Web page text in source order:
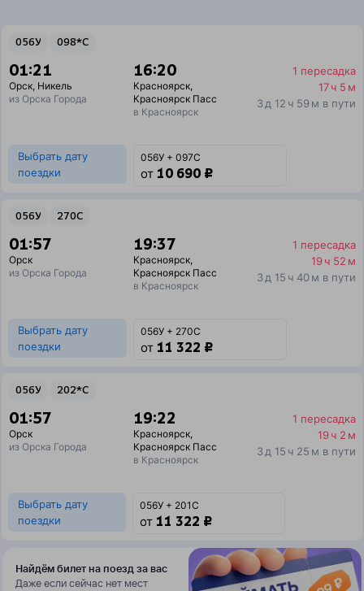
056У 098*С
01:21
Орск, Никель
из Орска Города
16:20
Красноярск,
Красноярск Пасс
в Красноярск
1 пересадка
17 ч 5 м
3 д 12 ч 59 м в пути
Выбрать дату
поездки
056У + 097С
от 10 690 ₽
056У 270С
01:57
Орск
из Орска Города
19:37
Красноярск,
Красноярск Пасс
в Красноярск
1 пересадка
19 ч 52 м
3 д 15 ч 40 м в пути
Выбрать дату
поездки
056У + 270С
от 11 322 ₽
056У 202*С
01:57
Орск
из Орска Города
19:22
Красноярск,
Красноярск Пасс
в Красноярск
1 пересадка
19 ч 2 м
3 д 15 ч 25 м в пути
Выбрать дату
поездки
056У + 201С
от 11 322 ₽
Найдём билет на поезд за вас
Даже если сейчас нет мест